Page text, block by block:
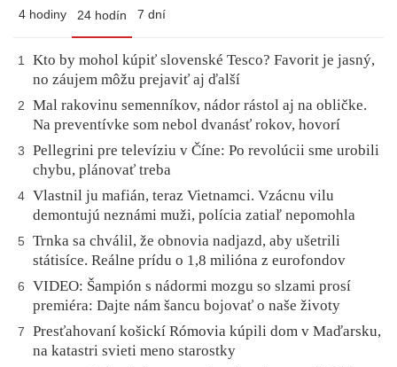
4 hodiny 24 hodín 7 dní
1
Kto by mohol kúpiť slovenské Tesco? Favorit je jasný,
no záujem môžu prejaviť aj ďalší
2
Mal rakovinu semenníkov, nádor rástol aj na obličke.
Na preventívke som nebol dvanásť rokov, hovorí
3
Pellegrini pre televíziu v Číne: Po revolúcii sme urobili
chybu, plánovať treba
4 Vlastnil ju mafián, teraz Vietnamci. Vzácnu vilu
demontujú neznámi muži, polícia zatiaľ nepomohla
5
Trnka sa chválil, že obnovia nadjazd, aby ušetrili
státisíce. Reálne prídu o 1,8 milióna z eurofondov
6
VIDEO: Šampión s nádormi mozgu so slzami prosí
premiéra: Dajte nám šancu bojovať o naše životy
7
Presťahovaní košickí Rómovia kúpili dom v Maďarsku,
na katastri svieti meno starostky